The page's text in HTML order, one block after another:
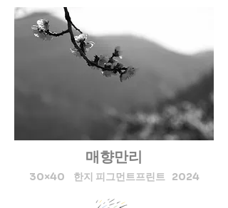
것이다. 21세기 지금에 이르러
그 무궁한 우리의 숨, 삶의 소
리인 한글이 전 세계로 무한한
생명력으로 활짝 꽃피우고 있
‘선물 2024-1’, 580년 전부터
전해온 ‘선물’인 『훈민정음언
해본』의 어제부분을 입체적
이다. 지금 한글은 그 지극한
애민과 편민의 철학사상을 뛰
어넘어 전 세계로 무한한 생명
매향만리
30×40 한지 피그먼트프린트 2024